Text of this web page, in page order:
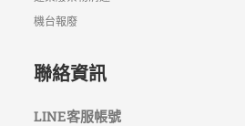
機台報廢
聯絡資訊
LINE客服帳號